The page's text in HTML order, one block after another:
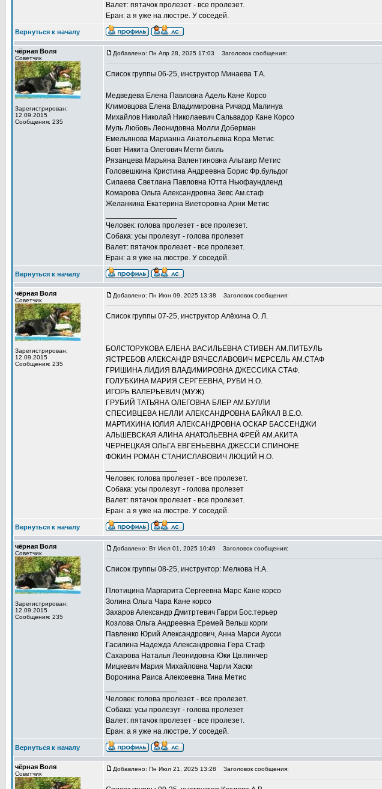
Валет: пятачок пролезет - все пролезет.
Еран: а я уже на люстре. У соседей.
Вернуться к началу
чёрная Воля
Советчик
Зарегистрирован:
12.09.2015
Сообщения: 235
Добавлено: Пн Апр 28, 2025 17:03 Заголовок сообщения:
Список группы 06-25, инструктор Минаева Т.А.
Медведева Елена Павловна Адель Кане Корсо
Климовцова Елена Владимировна Ричард Малинуа
Михайлов Николай Николаевич Сальвадор Кане Корсо
Муль Любовь Леонидовна Молли Доберман
Емельянова Марианна Анатольевна Кора Метис
Бовт Никита Олегович Мегги бигль
Рязанцева Марьяна Валентиновна Альтаир Метис
Головешкина Кристина Андреевна Борис Фр.бульдог
Силаева Светлана Павловна Ютта Ньюфаундленд
Комарова Ольга Александровна Зевс Ам.стаф
Желанкина Екатерина Виеторовна Арни Метис
Человек: голова пролезет - все пролезет.
Собака: усы пролезут - голова пролезет
Валет: пятачок пролезет - все пролезет.
Еран: а я уже на люстре. У соседей.
Вернуться к началу
чёрная Воля
Советчик
Зарегистрирован:
12.09.2015
Сообщения: 235
Добавлено: Пн Июн 09, 2025 13:38 Заголовок сообщения:
Список группы 07-25, инструктор Алёхина О. Л.
БОЛСТОРУКОВА ЕЛЕНА ВАСИЛЬЕВНА СТИВЕН АМ.ПИТБУЛЬ
ЯСТРЕБОВ АЛЕКСАНДР ВЯЧЕСЛАВОВИЧ МЕРСЕЛЬ АМ.СТАФ
ГРИШИНА ЛИДИЯ ВЛАДИМИРОВНА ДЖЕССИКА СТАФ.
ГОЛУБКИНА МАРИЯ СЕРГЕЕВНА, РУБИ Н.О.
ИГОРЬ ВАЛЕРЬЕВИЧ (МУЖ)
ГРУБИЙ ТАТЬЯНА ОЛЕГОВНА БЛЕР АМ.БУЛЛИ
СПЕСИВЦЕВА НЕЛЛИ АЛЕКСАНДРОВНА БАЙКАЛ В.Е.О.
МАРТИХИНА ЮЛИЯ АЛЕКСАНДРОВНА ОСКАР БАССЕНДЖИ
АЛЬШЕВСКАЯ АЛИНА АНАТОЛЬЕВНА ФРЕЙ АМ.АКИТА
ЧЕРНЕЦКАЯ ОЛЬГА ЕВГЕНЬЕВНА ДЖЕССИ СПИНОНЕ
ФОКИН РОМАН СТАНИСЛАВОВИЧ ЛЮЦИЙ Н.О.
Человек: голова пролезет - все пролезет.
Собака: усы пролезут - голова пролезет
Валет: пятачок пролезет - все пролезет.
Еран: а я уже на люстре. У соседей.
Вернуться к началу
чёрная Воля
Советчик
Зарегистрирован:
12.09.2015
Сообщения: 235
Добавлено: Вт Июл 01, 2025 10:49 Заголовок сообщения:
Список группы 08-25, инструктор: Мелкова Н.А.
Плотицина Маргарита Сергеевна Марс Кане корсо
Золина Ольга Чара Кане корсо
Захаров Александр Дмитртевич Гарри Бос.терьер
Козлова Ольга Андреевна Еремей Вельш корги
Павленко Юрий Александрович, Анна Марси Аусси
Гасилина Надежда Александровна Гера Стаф
Сахарова Наталья Леонидовна Юки Цв.пинчер
Мицкевич Мария Михайловна Чарли Хаски
Воронина Раиса Алексеевна Тина Метис
Человек: голова пролезет - все пролезет.
Собака: усы пролезут - голова пролезет
Валет: пятачок пролезет - все пролезет.
Еран: а я уже на люстре. У соседей.
Вернуться к началу
чёрная Воля
Советчик
Добавлено: Пн Июл 21, 2025 13:28 Заголовок сообщения: